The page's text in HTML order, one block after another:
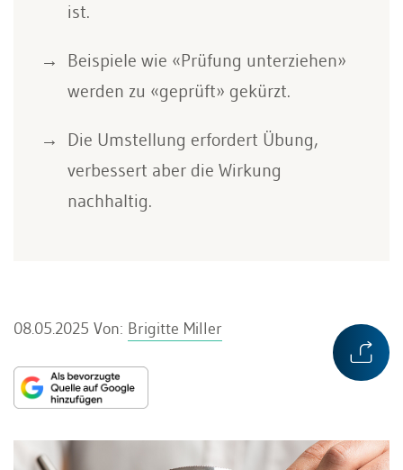
ist.
Beispiele wie «Prüfung unterziehen»
werden zu «geprüft» gekürzt.
Die Umstellung erfordert Übung,
verbessert aber die Wirkung
nachhaltig.
08.05.2025 Von: Brigitte Miller